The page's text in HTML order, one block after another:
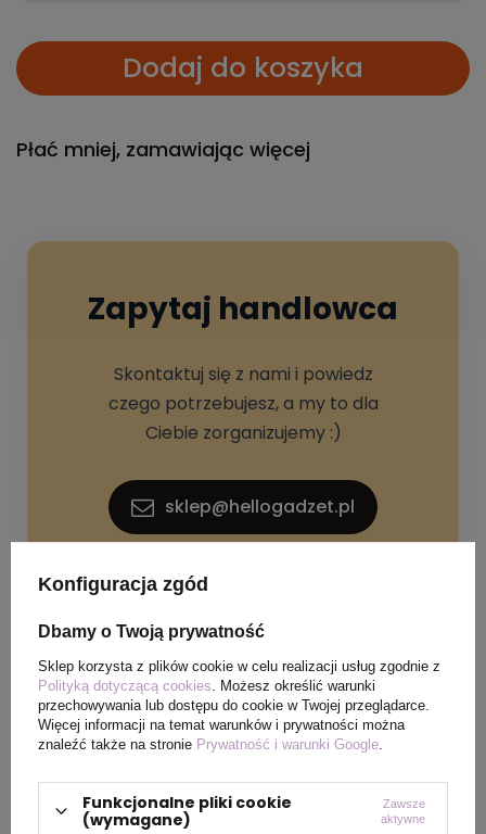
Dodaj do koszyka
Płać mniej, zamawiając więcej
Zapytaj handlowca
Skontaktuj się z nami i powiedz
czego potrzebujesz, a my to dla
Ciebie zorganizujemy :)
sklep@hellogadzet.pl
+48 733 367 006
SPECYFIKACJA PRODUKTU
Materiał
Konfiguracja zgód
Dbamy o Twoją prywatność
Sklep korzysta z plików cookie w celu realizacji usług zgodnie z
Polityką dotyczącą cookies . Możesz określić warunki
przechowywania lub dostępu do cookie w Twojej przeglądarce.
Więcej informacji na temat warunków i prywatności można
znaleźć także na stronie Prywatność i warunki Google
Funkcjonalne pliki cookie
(wymagane)
Zawsze
aktywne